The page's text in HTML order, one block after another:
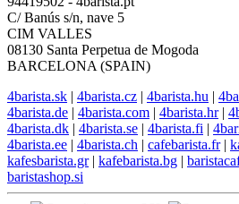
C/ Banús s/n, nave 5
CIM VALLES
08130 Santa Perpetua de Mogoda
BARCELONA (SPAIN)
4barista.sk | 4barista.cz | 4barista.hu |
4barista.de | 4barista.com | 4barista.hr|
4barista.dk | 4barista.se | 4barista.fi |
4barista.ee | 4barista.ch | cafebarista.fr|
kafesbarista.gr| kafebarista.bg |
baristashop.si